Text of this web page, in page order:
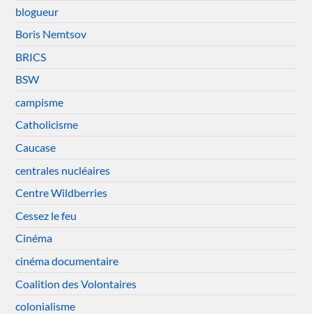
blogueur
Boris Nemtsov
BRICS
BSW
campisme
Catholicisme
Caucase
centrales nucléaires
Centre Wildberries
Cessez le feu
Cinéma
cinéma documentaire
Coalition des Volontaires
colonialisme